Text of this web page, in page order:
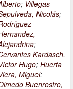
; Villegas
Nicolás;
;
Kardasch,
Hugo; Huerta
Miguel;
Buenrostro,